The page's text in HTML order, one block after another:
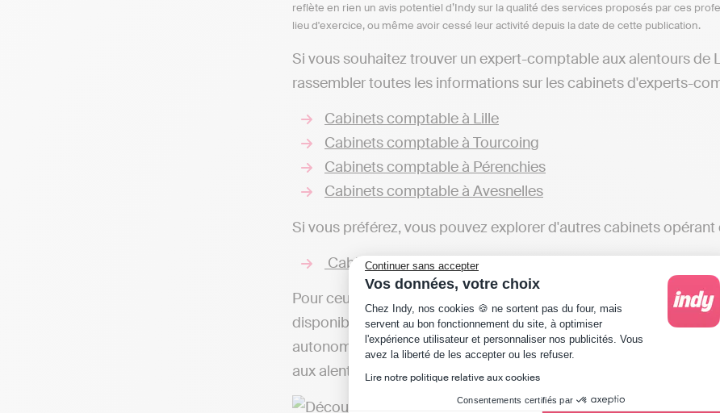
Continuer sans accepter
Vos données, votre choix
Plateforme de Gestion du Consentement :
Chez Indy, nos cookies 🍪 ne sortent pas du four, mais
servent au bon fonctionnement du site, à optimiser
l'expérience utilisateur et personnaliser nos publicités. Vous
avez la liberté de les accepter ou les refuser.
Lire notre politique relative aux cookies
Consentements certifiés par
Axeptio consent
reflète en rien un avis potentiel d’Indy sur la qualité des services proposés par ces
lieu d'exercice, ou même avoir cessé leur activité depuis la date de cette publication.
Si vous souhaitez trouver un expert-comptable aux alentours
rassembler toutes les informations sur les cabinets d'experts-
Cabinets comptable à Lille
Cabinets comptable à Tourcoing
Cabinets comptable à Pérenchies
Cabinets comptable à Avesnelles
Si vous préférez, vous pouvez explorer d'autres cabinets opérant
Cabinets comptable dans le Nord
Pour ceux qui souhaitent gérer leur comptabilité en ligne de
disponibles, telles qu'Indy. Ces plateformes vous offrent la
autonome dans la gestion comptable, une alternative différente
aux alentours de Lesquin ou dans d'autres localités), qui